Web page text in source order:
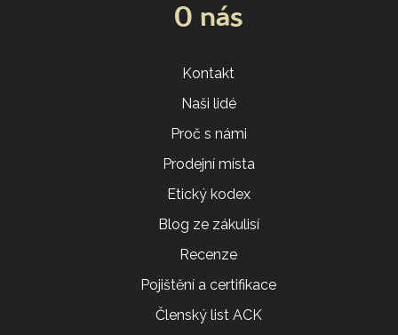
O nás
Kontakt
Naši lidé
Proč s námi
Prodejní místa
Etický kodex
Blog ze zákulisí
Recenze
Pojištění a certifikace
Členský list ACK